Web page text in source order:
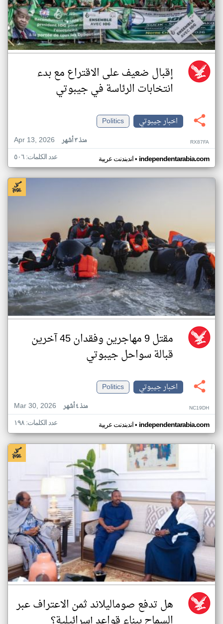
إقبال ضعيف على الاقتراع مع بدء
انتخابات الرئاسة في جيبوتي
اخبار جيبوتي
Politics
Apr 13, 2026
منذ ٣ أشهر RX87FA
اندبندنت عربية• independentarabia.com عدد الكلمات: ٥٠٦
مقتل 9 مهاجرين وفقدان 45 آخرين
قبالة سواحل جيبوتي
اخبار جيبوتي
Politics
Mar 30, 2026
منذ ٤ أشهر NC19DH
اندبندنت عربية• independentarabia.com عدد الكلمات: ١٩٨
هل تدفع صوماليلاند ثمن الاعتراف عبر